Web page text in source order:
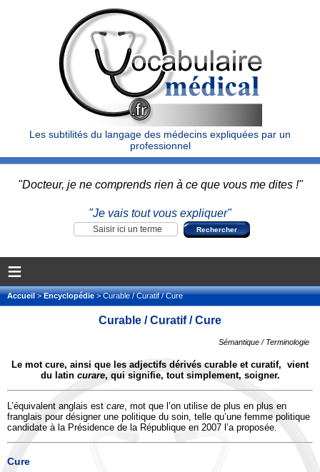
Les subtilités du langage des médecins expliquées par un
professionnel
"Docteur, je ne comprends rien à ce que vous me dites !"
"Je vais tout vous expliquer"
≡
Accueil>Encyclopédie> Curable / Curatif / Cure
Curable / Curatif / Cure
Sémantique / Terminologie
Le mot cure, ainsi que les adjectifs dérivés curable et curatif, vient
du latin curare, qui signifie, tout simplement, soigner.
L’équivalent anglais est care, mot que l’on utilise de plus en plus en
franglais pour désigner une politique du soin, telle qu’une femme politique
candidate à la Présidence de la République en 2007 l’a proposée.
Cure